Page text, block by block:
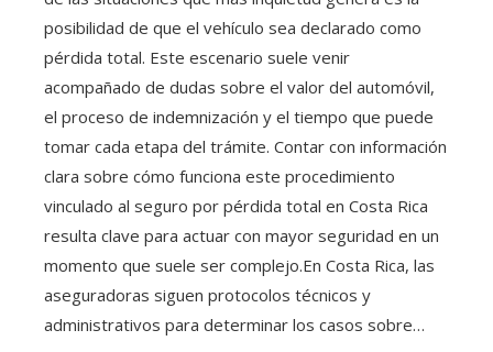
posibilidad de que el vehículo sea declarado como
pérdida total. Este escenario suele venir
acompañado de dudas sobre el valor del automóvil,
el proceso de indemnización y el tiempo que puede
tomar cada etapa del trámite. Contar con información
clara sobre cómo funciona este procedimiento
vinculado al seguro por pérdida total en Costa Rica
resulta clave para actuar con mayor seguridad en un
momento que suele ser complejo.En Costa Rica, las
aseguradoras siguen protocolos técnicos y
administrativos para determinar los casos sobre…